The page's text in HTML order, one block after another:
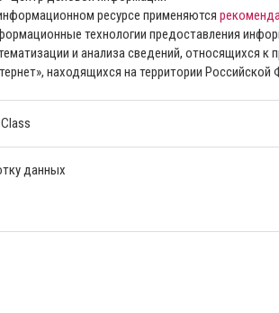
ресурсе применяются
технологии предоставления
и анализа сведений, относящихся к
находящихся на территории Российской
данных